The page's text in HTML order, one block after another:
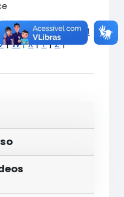
|G|H|I|J|K|L| M
|W|X|Y|Z|